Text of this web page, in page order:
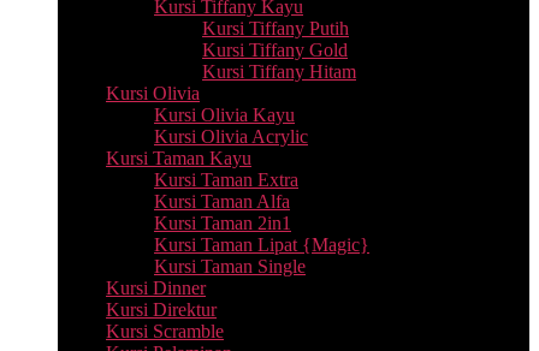
Kursi Tiffany Kayu
Kursi Tiffany Putih
Kursi Tiffany Gold
Kursi Tiffany Hitam
Kursi Olivia
Kursi Olivia Kayu
Kursi Olivia Acrylic
Kursi Taman Kayu
Kursi Taman Extra
Kursi Taman Alfa
Kursi Taman 2in1
Kursi Taman Lipat {Magic}
Kursi Taman Single
Kursi Dinner
Kursi Direktur
Kursi Scramble